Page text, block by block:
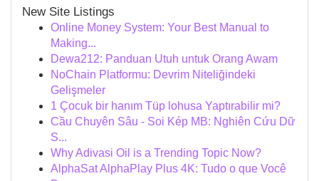
New Site Listings
Online Money System: Your Best Manual to
Making...
Dewa212: Panduan Utuh untuk Orang Awam
NoChain Platformu: Devrim Niteliğindeki
Gelişmeler
1 Çocuk bir hanım Tüp lohusa Yaptırabilir mi?
Cầu Chuyên Sâu - Soi Kép MB: Nghiên Cứu Dữ
S...
Why Adivasi Oil is a Trending Topic Now?
AlphaSat AlphaPlay Plus 4K: Tudo o que Você